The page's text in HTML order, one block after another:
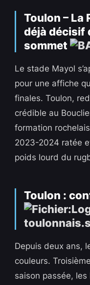
Toulon – La
déjà décisif
sommet
Le stade Mayol
pour une affiche
finales. Toulon,
crédible au
formation
2023-2024 ratée
poids lourd du
Toulon :
Depuis deux ans,
couleurs.
saison passée,